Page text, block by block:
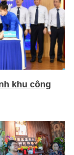
khu công